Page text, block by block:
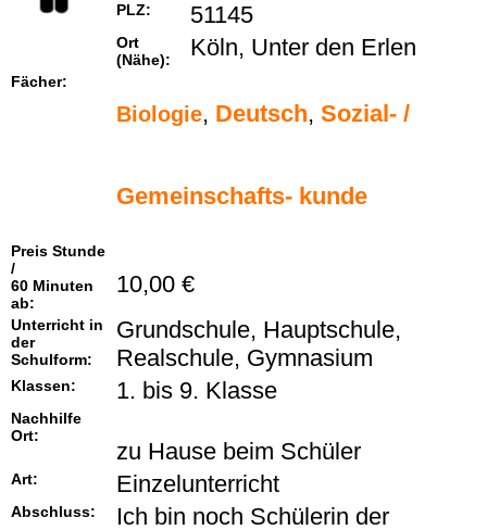
PLZ: 51145
Ort
(Nähe):
Köln, Unter den Erlen
Fächer:
Biologie, Deutsch, Sozial- /
Gemeinschafts- kunde
Preis Stunde
/
60 Minuten
ab:
10,00 €
Unterricht in
der
Schulform:
Grundschule, Hauptschule,
Realschule, Gymnasium
Klassen: 1. bis 9. Klasse
Nachhilfe
Ort:
zu Hause beim Schüler
Art: Einzelunterricht
Abschluss:
Ich bin noch Schülerin der